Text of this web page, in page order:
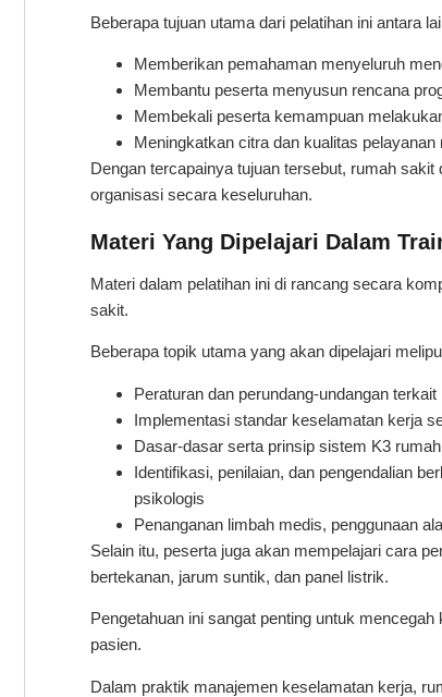
Beberapa tujuan utama dari pelatihan ini antara
Memberikan pemahaman menyeluruh
Membantu peserta menyusun rencana
Membekali peserta kemampuan
Meningkatkan citra dan kualitas
Dengan tercapainya tujuan tersebut, rumah
organisasi secara keseluruhan.
Materi Yang Dipelajari Dalam
Materi dalam pelatihan ini di rancang secara
sakit.
Beberapa topik utama yang akan dipelajari
Peraturan dan perundang-undangan
Implementasi standar keselamatan kerja
Dasar-dasar serta prinsip sistem K3
Identifikasi, penilaian, dan pengendalian
psikologis
Penanganan limbah medis, penggunaan
Selain itu, peserta juga akan mempelajari cara
bertekanan, jarum suntik, dan panel listrik.
Pengetahuan ini sangat penting untuk
pasien.
Dalam praktik manajemen keselamatan kerja,